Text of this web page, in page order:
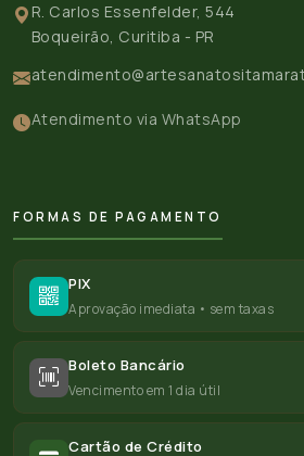
R. Carlos Essenfelder, 544
Boqueirão, Curitiba - PR
Atendimento via WhatsApp
FORMAS DE PAGAMENTO
PIX
Aprovação imediata • sem taxas
Boleto Bancário
Vencimento em 1 dia útil
Cartão de Crédito